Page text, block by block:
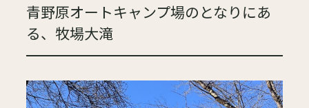
青野原オートキャンプ場のとなりにあ
る、牧場大滝